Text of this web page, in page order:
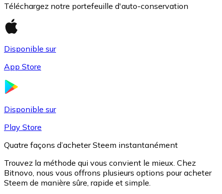
Téléchargez notre portefeuille d'auto-conservation
Disponible sur
App Store
Disponible sur
Play Store
Quatre façons d’acheter Steem instantanément
Trouvez la méthode qui vous convient le mieux. Chez
Bitnovo, nous vous offrons plusieurs options pour acheter
Steem de manière sûre, rapide et simple.